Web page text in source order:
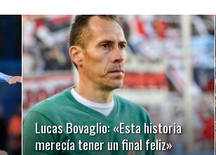
Lucas Bovaglio: «Esta historia
merecía tener un final feliz»
LEER MÁS